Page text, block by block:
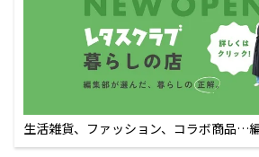
生活雑貨、ファッション、コラボ商品…
えるECサイト